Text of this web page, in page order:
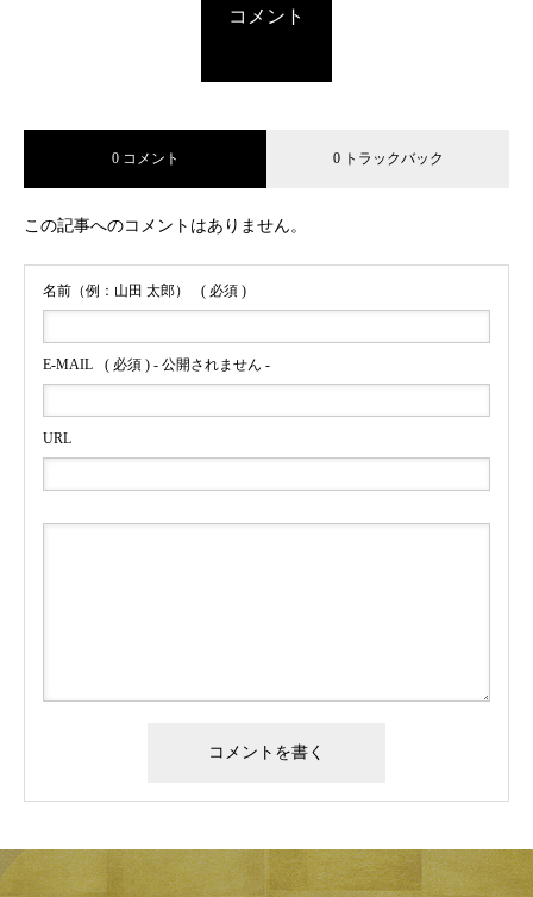
コメント
0 コメント 0 トラックバック
この記事へのコメントはありません。
名前（例：山田 太郎） ( 必須 )
E-MAIL ( 必須 ) - 公開されません -
URL